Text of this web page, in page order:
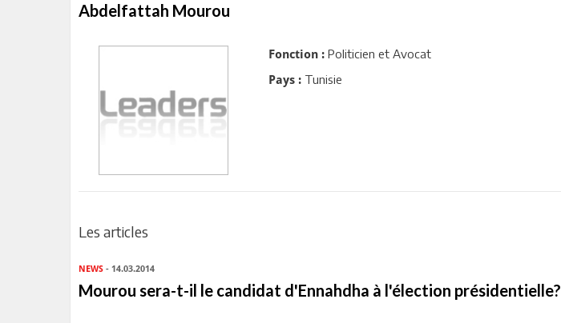
Abdelfattah Mourou
Fonction : Politicien et Avocat
Pays : Tunisie
Les articles
NEWS - 14.03.2014
Mourou sera-t-il le candidat d'Ennahdha à l'élection présidentielle?